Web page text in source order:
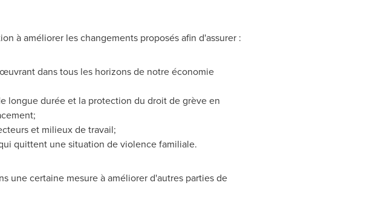
à améliorer les changements proposés afin d'assurer :
dans tous les horizons de notre économie
longue durée et la protection du droit de grève en
et milieux de travail;
quittent une situation de violence familiale.
une certaine mesure à améliorer d'autres parties de